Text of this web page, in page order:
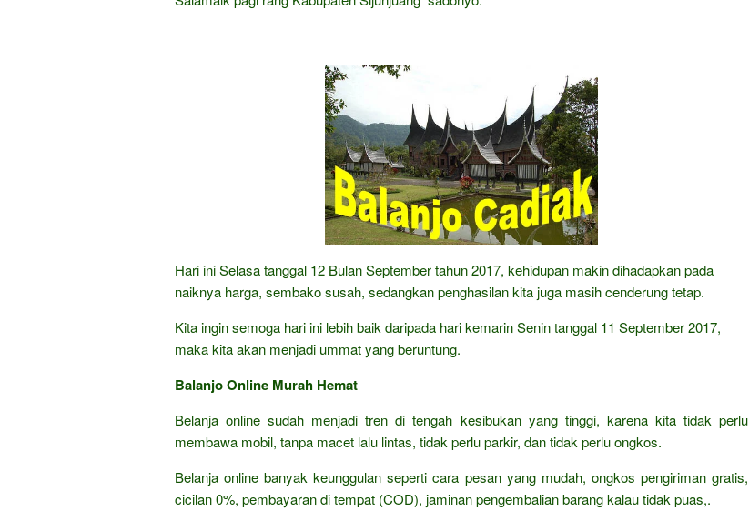
Hari ini Selasa tanggal 12 Bulan September tahun 2017, kehidupan makin dihadapkan pada
naiknya harga, sembako susah, sedangkan penghasilan kita juga masih cenderung tetap.
Kita ingin semoga hari ini lebih baik daripada hari kemarin Senin tanggal 11 September 2017,
maka kita akan menjadi ummat yang beruntung.
Balanjo Online Murah Hemat
Belanja online sudah menjadi tren di tengah kesibukan yang tinggi, karena kita tidak perlu
membawa mobil, tanpa macet lalu lintas, tidak perlu parkir, dan tidak perlu ongkos.
Belanja online banyak keunggulan seperti cara pesan yang mudah, ongkos pengiriman gratis,
cicilan 0%, pembayaran di tempat (COD), jaminan pengembalian barang kalau tidak puas,.